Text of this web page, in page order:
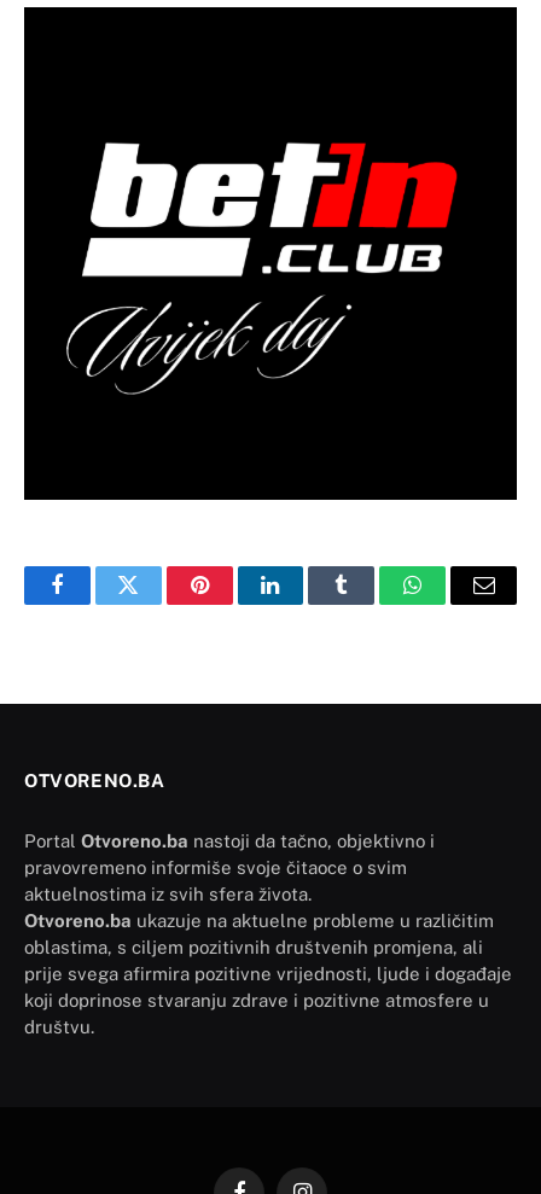
FacebookTwitter PinterestLinkedInTumblr WhatsAppEmail
OTVORENO.BA
Portal Otvoreno.ba nastoji da tačno, objektivno i
pravovremeno informiše svoje čitaoce o svim
aktuelnostima iz svih sfera života.
Otvoreno.ba ukazuje na aktuelne probleme u različitim
oblastima, s ciljem pozitivnih društvenih promjena, ali
prije svega afirmira pozitivne vrijednosti, ljude i događaje
koji doprinose stvaranju zdrave i pozitivne atmosfere u
društvu.